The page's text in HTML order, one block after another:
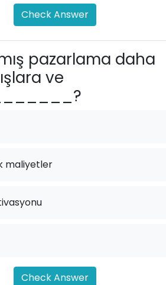
Check Answer
pazarlama daha
ve
maliyetler
Check Answer